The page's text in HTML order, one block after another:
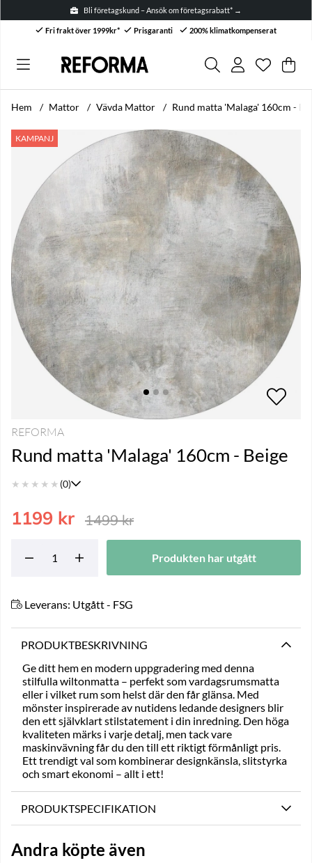
Bli företagskund – Ansök om företagsrabatt* →
Fri frakt över 1999kr* Prisgaranti 200% klimatkompenserat
Antal i
. .
Hem Mattor Vävda Mattor Rund matta 'Malaga' 160cm -
KAMPANJ
Produktbilder Rund matta 'Malaga' 160cm - Beige
REFORMA
Rund matta 'Malaga' 160cm - Beige
★ ★ ★ ★ ★ (0)
1499kr
1199 kr
Produkten har utgått
Leverans: Utgått - FSG
PRODUKTBESKRIVNING
Ge ditt hem en modern uppgradering med denna
stilfulla wiltonmatta – perfekt som vardagsrumsmatta
eller i vilket rum som helst där den får glänsa. Med
mönster inspirerade av nutidens ledande designers blir
den ett självklart stilstatement i din inredning. Den höga
kvaliteten märks i varje detalj, men tack vare
maskinvävning får du den till ett riktigt förmånligt pris.
Ett trendigt val som kombinerar designkänsla, slitstyrka
och smart ekonomi – allt i ett!
PRODUKTSPECIFIKATION
Andra köpte även